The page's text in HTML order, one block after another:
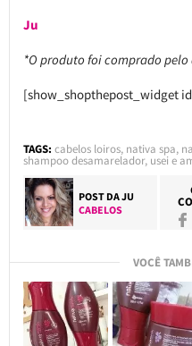
Ju
*O produto foi comprado pelo
[show_shopthepost_widget
TAGS: cabelos loiros, nativa spa,
shampoo desamarelador, usei e
POST DAJU
CABELOS
VOCÊ